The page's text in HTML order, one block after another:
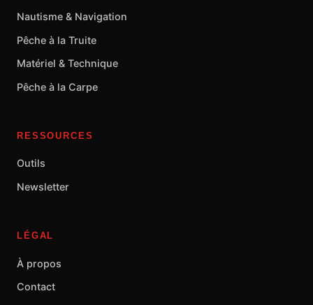
Nautisme & Navigation
Pêche à la Truite
Matériel & Technique
Pêche à la Carpe
RESSOURCES
Outils
Newsletter
LÉGAL
À propos
Contact